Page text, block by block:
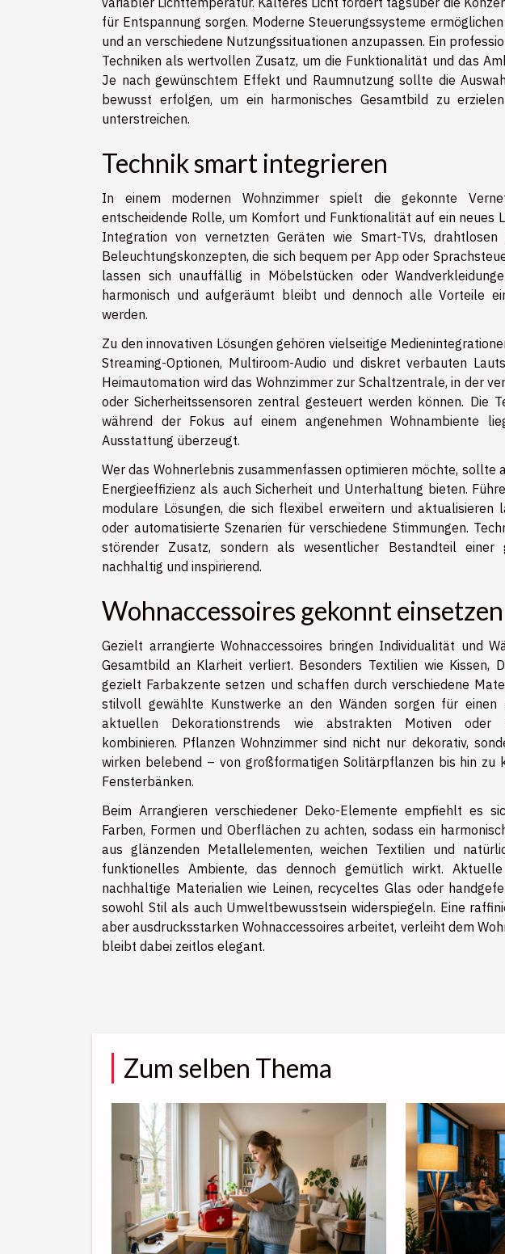
für Entspannung sorgen. Moderne Steuerungssysteme
und an verschiedene Nutzungssituationen anzupassen. Ein
Techniken als wertvollen Zusatz, um die Funktionalität und das
Je nach gewünschtem Effekt und Raumnutzung sollte die
bewusst erfolgen, um ein harmonisches Gesamtbild zu
unterstreichen.
Technik smart integrieren
In einem modernen Wohnzimmer spielt die gekonnte
entscheidende Rolle, um Komfort und Funktionalität auf ein neues
Integration von vernetzten Geräten wie Smart-TVs,
Beleuchtungskonzepten, die sich bequem per App oder
lassen sich unauffällig in Möbelstücken oder
harmonisch und aufgeräumt bleibt und dennoch alle Vorteile
werden.
Zu den innovativen Lösungen gehören vielseitige
Streaming-Optionen, Multiroom-Audio und diskret verbauten
Heimautomation wird das Wohnzimmer zur Schaltzentrale, in der
oder Sicherheitssensoren zentral gesteuert werden können. Die
während der Fokus auf einem angenehmen Wohnambiente
Ausstattung überzeugt.
Wer das Wohnerlebnis zusammenfassen optimieren möchte, sollte
Energieeffizienz als auch Sicherheit und Unterhaltung bieten.
modulare Lösungen, die sich flexibel erweitern und aktualisieren
oder automatisierte Szenarien für verschiedene Stimmungen.
störender Zusatz, sondern als wesentlicher Bestandteil einer
nachhaltig und inspirierend.
Wohnaccessoires gekonnt einsetzen
Gezielt arrangierte Wohnaccessoires bringen Individualität und
Gesamtbild an Klarheit verliert. Besonders Textilien wie Kissen,
gezielt Farbakzente setzen und schaffen durch verschiedene
stilvoll gewählte Kunstwerke an den Wänden sorgen für
aktuellen Dekorationstrends wie abstrakten Motiven oder
kombinieren. Pflanzen Wohnzimmer sind nicht nur dekorativ,
wirken belebend – von großformatigen Solitärpflanzen bis hin zu
Fensterbänken.
Beim Arrangieren verschiedener Deko-Elemente empfiehlt es
Farben, Formen und Oberflächen zu achten, sodass ein
aus glänzenden Metallelementen, weichen Textilien und
funktionelles Ambiente, das dennoch gemütlich wirkt.
nachhaltige Materialien wie Leinen, recyceltes Glas oder
sowohl Stil als auch Umweltbewusstsein widerspiegeln. Eine
aber ausdrucksstarken Wohnaccessoires arbeitet, verleiht dem
bleibt dabei zeitlos elegant.
Zum selben Thema